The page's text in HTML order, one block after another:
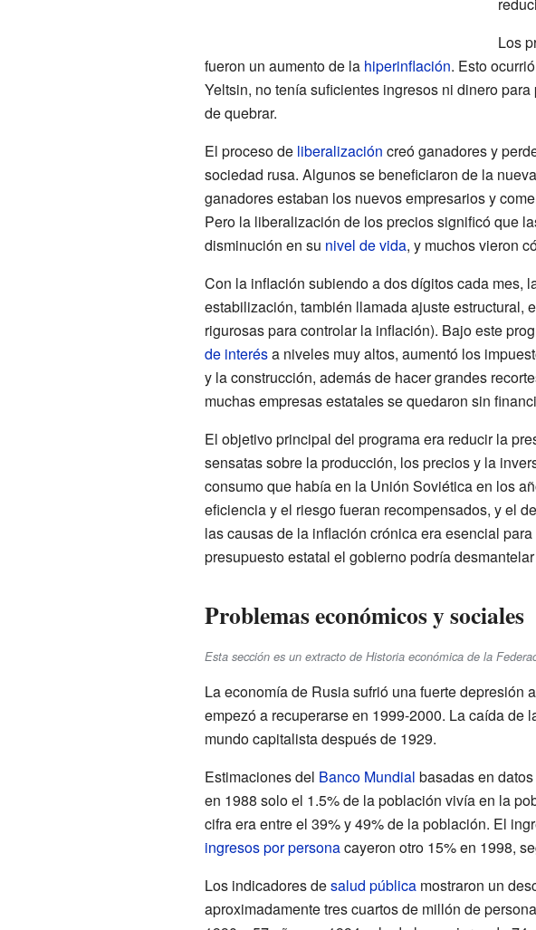
Los
fueron un aumento de la hiperinflación. Esto
Yeltsin, no tenía suficientes ingresos ni dinero
de quebrar.
El proceso de liberalización creó ganadores y
sociedad rusa. Algunos se beneficiaron de la
ganadores estaban los nuevos empresarios y
Pero la liberalización de los precios significó que
disminución en su nivel de vida, y muchos vieron
Con la inflación subiendo a dos dígitos cada mes,
estabilización, también llamada ajuste estructural,
rigurosas para controlar la inflación). Bajo este
de interésa niveles muy altos, aumentó los
y la construcción, además de hacer grandes
muchas empresas estatales se quedaron sin
El objetivo principal del programa era reducir la
sensatas sobre la producción, los precios y la
consumo que había en la Unión Soviética en los
eficiencia y el riesgo fueran recompensados, y el
las causas de la inflación crónica era esencial
presupuesto estatal el gobierno podría
Problemas económicos y sociales
Esta sección es un extracto de Historia económica de la
La economía de Rusia sufrió una fuerte depresión
empezó a recuperarse en 1999-2000. La caída de
mundo capitalista después de 1929.
Estimaciones del Banco Mundial basadas en
en 1988 solo el 1.5% de la población vivía en la
cifra era entre el 39% y 49% de la población. El
ingresos por personacayeron otro 15% en 1998,
Los indicadores desalud públicamostraron un
aproximadamente tres cuartos de millón de